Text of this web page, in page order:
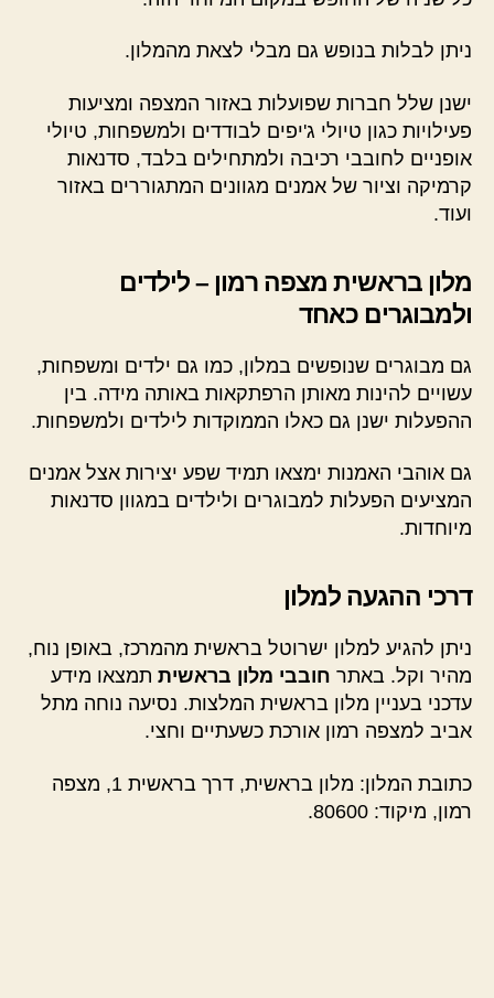
ניתן לבלות בנופש גם מבלי לצאת מהמלון.
ישנן שלל חברות שפועלות באזור המצפה ומציעות
פעילויות כגון טיולי ג'יפים לבודדים ולמשפחות, טיולי
אופניים לחובבי רכיבה ולמתחילים בלבד, סדנאות
קרמיקה וציור של אמנים מגוונים המתגוררים באזור
ועוד.
מלון בראשית מצפה רמון – לילדים
ולמבוגרים כאחד
גם מבוגרים שנופשים במלון, כמו גם ילדים ומשפחות,
עשויים להינות מאותן הרפתקאות באותה מידה. בין
ההפעלות ישנן גם כאלו הממוקדות לילדים ולמשפחות.
גם אוהבי האמנות ימצאו תמיד שפע יצירות אצל אמנים
המציעים הפעלות למבוגרים ולילדים במגוון סדנאות
מיוחדות.
דרכי ההגעה למלון
ניתן להגיע למלון ישרוטל בראשית מהמרכז, באופן נוח,
מהיר וקל. באתר חובבי מלון בראשית תמצאו מידע
עדכני בעניין מלון בראשית המלצות. נסיעה נוחה מתל
אביב למצפה רמון אורכת כשעתיים וחצי.
כתובת המלון: מלון בראשית, דרך בראשית 1, מצפה
רמון, מיקוד: 80600.